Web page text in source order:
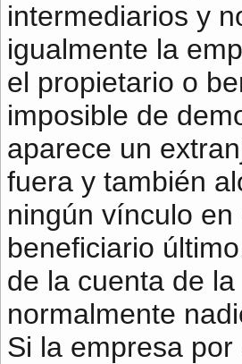
intermediarios y
igualmente la
el propietario o
imposible de
aparece un
fuera y también
ningún vínculo
beneficiario
de la cuenta de
normalmente
Si la empresa